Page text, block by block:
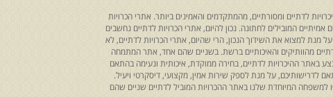
לדתיים ומסורתיים, מהמתקדמים והאמינים ביותר. אתרי הכרויות
המובילים לחתונה. נכון להיום, אתרי הכרויות לדתיים נחשבים
מנת למצוא את השידוך הנכון, הרי שהיום, אתרי הכרויות לדתיים, לא
מהוותיקים והאיכותיים ברשת. בשניים שהם אחד, אתר המתמחה
באתר ההיכרויות לדתיים, בחירה ממוקדת, איכותית ונעימה בהתאם
על מנת לספק שירות אמין, מקצועי, דיסקרטי ויעיל.
המיוחדת שלנו באתר ההכרויות המוביל לדתיים שניים שהם